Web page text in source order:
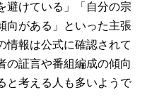
避けている」「自分の宗
向がある」といった主張
情報は公式に確認されて
の証言や番組編成の傾向
と考える人も多いようで